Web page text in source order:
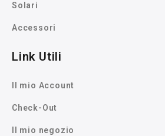
Solari
Accessori
Link Utili
Il mio Account
Check-Out
Il mio negozio